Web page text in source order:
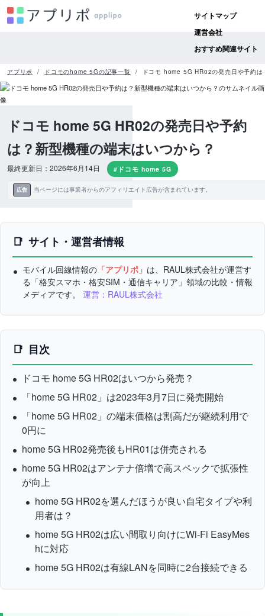
サイトマップ
運営会社
おすすめ関連サイト
アプリポ ドコモのhome 5Gの記事一覧 ドコモ home 5G HR02の発売日や予約
ドコモ home 5G HR02の発売日や予約
は？新型機種の端末はいつから？
最終更新日：2026年6月14日 #ドコモ home 5G
広告 当ページには事業者からのアフィリエイト広告が含まれています。
サイト・運営者情報
モバイル回線情報の 「アプリポ」 は、RAUL株式会社が運営す
る「格安スマホ・格安SIM・通信キャリア」領域の比較・情報
メディアです。 運営：RAUL株式会社
目次
ドコモ home 5G HR02はいつから発売？
「home 5G HR02」は2023年3月7日に発売開始
「home 5G HR02」の端末価格は割高だが継続利用で
0円に
home 5G HR02発売後もHR01は併売される
home 5G HR02はアンテナ倍増で高スペックで拡張性
が向上
home 5G HR02を選んだほうが良い自宅タイプや利
用者は？
home 5G HR02は広い間取り向けにWi-Fi EasyMes
hに対応
home 5G HR02は有線LANを同時に2台接続できる